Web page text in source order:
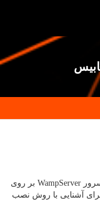
ساخت دیتابیس در phpMyAdmin : ابتدا ومپ سرور WampServer بر روی
آشنایی با روش نصب